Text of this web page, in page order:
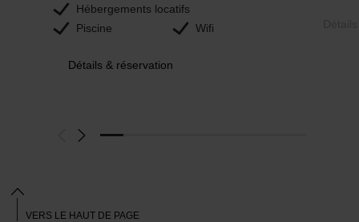
Hébergements locatifs
Piscine
Wifi
Détails & réservation
VERS LE HAUT DE PAGE